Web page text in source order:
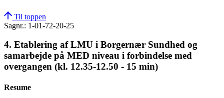
Til toppen
Sagnr.: 1-01-72-20-25
4. Etablering af LMU i Borgernær Sundhed og
samarbejde på MED niveau i forbindelse med
overgangen (kl. 12.35-12.50 - 15 min)
Resume